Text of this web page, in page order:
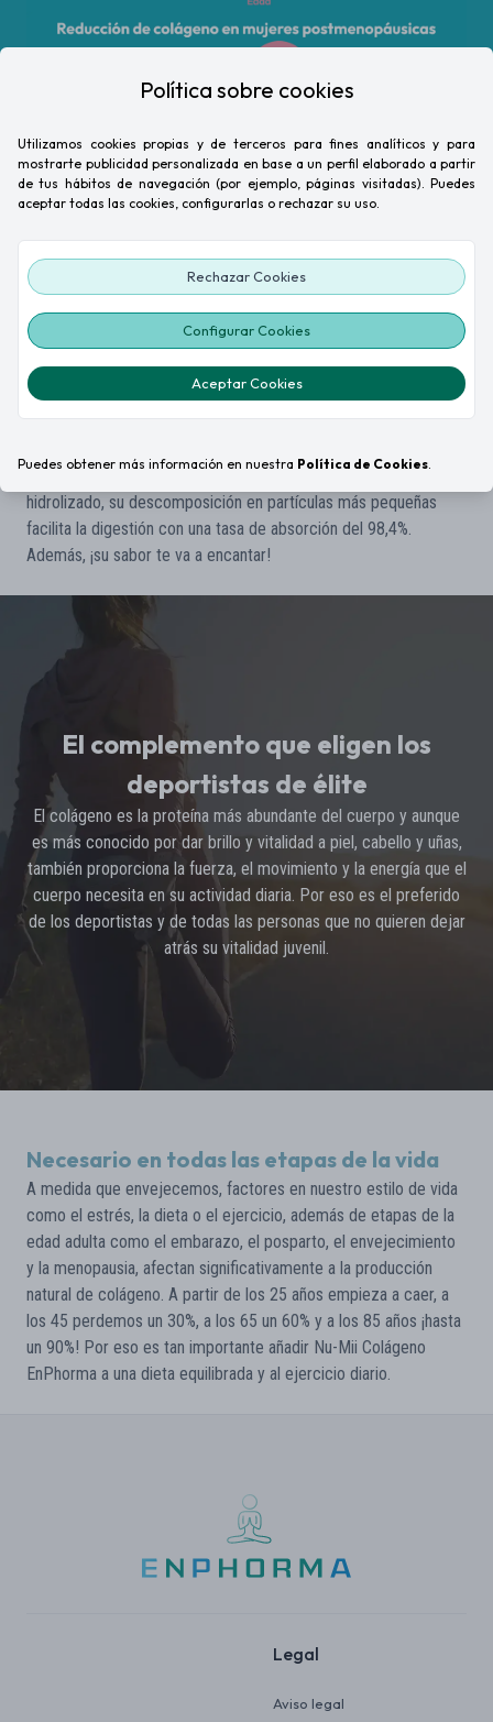
Nu-Mii Colágeno EnPhorma
Formulado para ayudar a estimular la producción de colágeno,
que nuestro cuerpo produce de forma natural. La ingestión
diaria de sus cápsulas ayuda a mantener unos niveles óptimos
hidrolizado, su descomposición en partículas más pequeñas
facilita la digestión con una tasa de absorción del 98,4%.
Además, ¡su sabor te va a encantar!
El complemento que eligen los
deportistas de élite
El colágeno es la proteína más abundante del cuerpo y aunque
es más conocido por dar brillo y vitalidad a piel, cabello y uñas,
también proporciona la fuerza, el movimiento y la energía que el
cuerpo necesita en su actividad diaria. Por eso es el preferido
de los deportistas y de todas las personas que no quieren dejar
atrás su vitalidad juvenil.
Necesario en todas las etapas de la vida
A medida que envejecemos, factores en nuestro estilo de vida
como el estrés, la dieta o el ejercicio, además de etapas de la
edad adulta como el embarazo, el posparto, el envejecimiento
y la menopausia, afectan significativamente a la producción
natural de colágeno. A partir de los 25 años empieza a caer, a
los 45 perdemos un 30%, a los 65 un 60% y a los 85 años ¡hasta
un 90%! Por eso es tan importante añadir Nu-Mii Colágeno
EnPhorma a una dieta equilibrada y al ejercicio diario.
Legal
Aviso legal
Política sobre cookies
Utilizamos cookies propias y de terceros para fines analíticos y para
mostrarte publicidad personalizada en base a un perfil elaborado a partir
de tus hábitos de navegación (por ejemplo, páginas visitadas). Puedes
aceptar todas las cookies, configurarlas o rechazar su uso.
Rechazar Cookies
Configurar Cookies
Aceptar Cookies
Puedes obtener más información en nuestra Política de Cookies.